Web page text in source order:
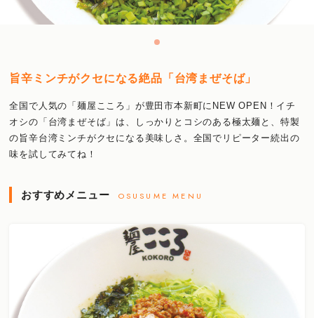
旨辛ミンチがクセになる絶品「台湾まぜそば」
全国で人気の「麺屋こころ」が豊田市本新町にNEW OPEN！イチ
オシの「台湾まぜそば」は、しっかりとコシのある極太麺と、特製
の旨辛台湾ミンチがクセになる美味しさ。全国でリピーター続出の
味を試してみてね！
おすすめメニュー OSUSUME MENU